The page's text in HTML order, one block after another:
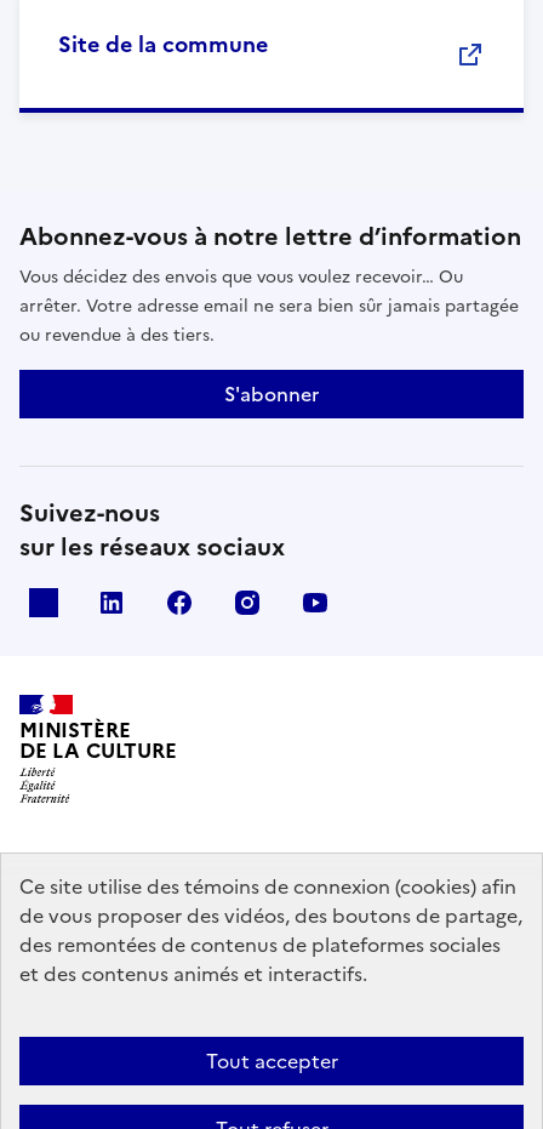
Ce site utilise des témoins de connexion (cookies) afin
de vous proposer des vidéos, des boutons de partage,
des remontées de contenus de plateformes sociales
et des contenus animés et interactifs.
Tout accepter
Site de la commune
Abonnez-vous à notre lettre d’information
Vous décidez des envois que vous voulez recevoir… Ou
arrêter. Votre adresse email ne sera bien sûr jamais partagée
ou revendue à des tiers.
S'abonner
Suivez-nous
sur les réseaux sociaux
linkedin facebook instagram
MINISTÈRE
DE LA CULTURE
data.gouv.fr legifrance.gouv.fr
info.gouv.fr
service-public.gouv.fr
Mentions légales Accessibilité : partiellement conforme
Politique
d’utilisation des témoins de connexion (cookies)
Plan du site